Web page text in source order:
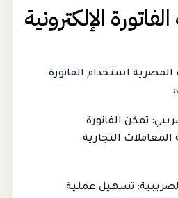
الإلكترونية
استخدام الفاتورة
تمكن الفاتورة
المعاملات التجارية
تسهيل عملية